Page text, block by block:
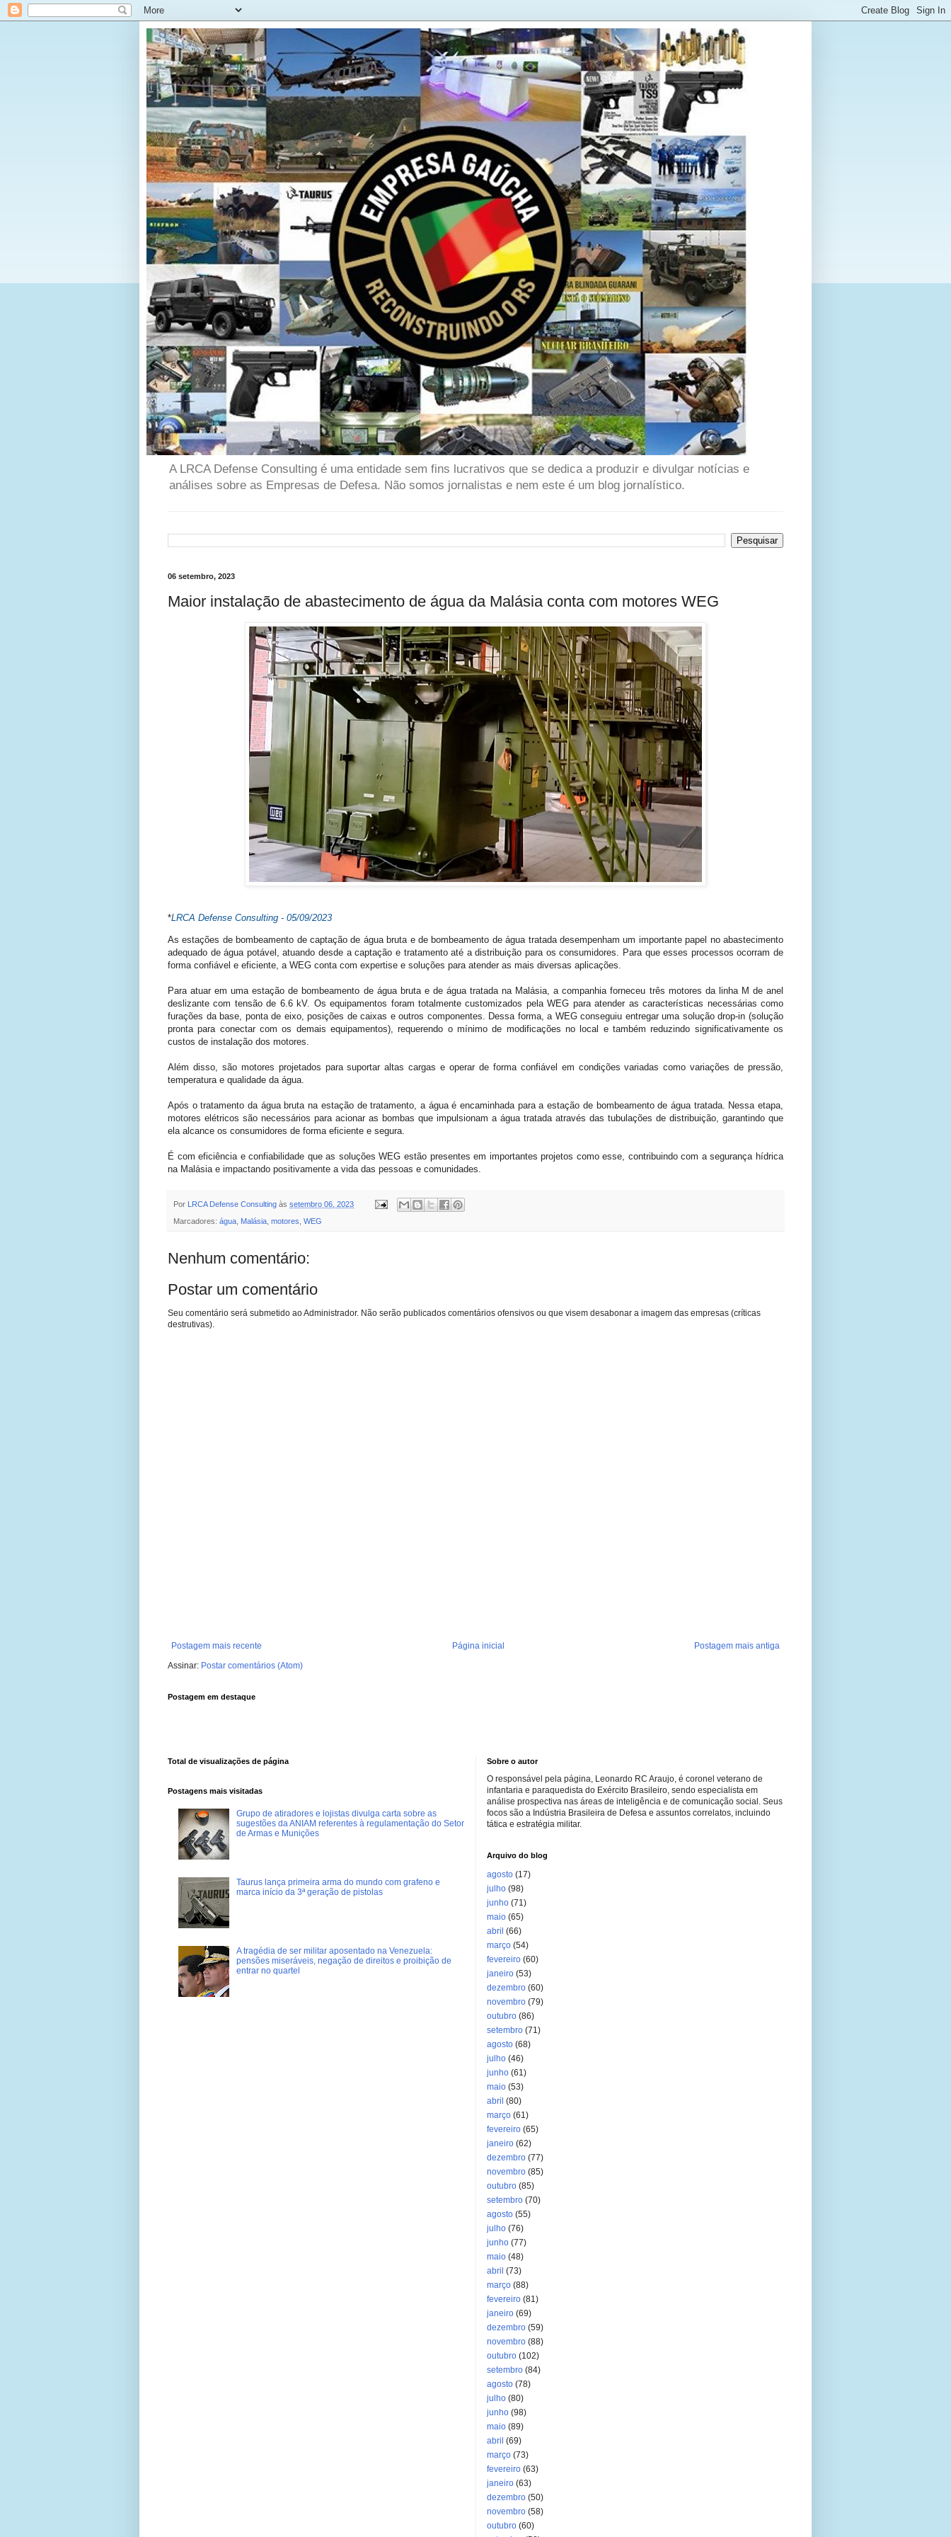
A LRCA Defense Consulting é uma entidade sem fins lucrativos que se dedica a produzir e divulgar notícias e
análises sobre as Empresas de Defesa. Não somos jornalistas e nem este é um blog jornalístico.
06 setembro, 2023
Maior instalação de abastecimento de água da Malásia conta com motores WEG
*LRCA Defense Consulting - 05/09/2023
As estações de bombeamento de captação de água bruta e de bombeamento de água tratada desempenham um importante papel no abastecimento
adequado de água potável, atuando desde a captação e tratamento até a distribuição para os consumidores. Para que esses processos ocorram de
forma confiável e eficiente, a WEG conta com expertise e soluções para atender as mais diversas aplicações.
Para atuar em uma estação de bombeamento de água bruta e de água tratada na Malásia, a companhia forneceu três motores da linha M de anel
deslizante com tensão de 6.6 kV. Os equipamentos foram totalmente customizados pela WEG para atender as características necessárias como
furações da base, ponta de eixo, posições de caixas e outros componentes. Dessa forma, a WEG conseguiu entregar uma solução drop-in (solução
pronta para conectar com os demais equipamentos), requerendo o mínimo de modificações no local e também reduzindo significativamente os
custos de instalação dos motores.
Além disso, são motores projetados para suportar altas cargas e operar de forma confiável em condições variadas como variações de pressão,
temperatura e qualidade da água.
Após o tratamento da água bruta na estação de tratamento, a água é encaminhada para a estação de bombeamento de água tratada. Nessa etapa,
motores elétricos são necessários para acionar as bombas que impulsionam a água tratada através das tubulações de distribuição, garantindo que
ela alcance os consumidores de forma eficiente e segura.
É com eficiência e confiabilidade que as soluções WEG estão presentes em importantes projetos como esse, contribuindo com a segurança hídrica
na Malásia e impactando positivamente a vida das pessoas e comunidades.
Por LRCA Defense Consulting às setembro 06, 2023
Marcadores: água Malásia motores WEG
Nenhum comentário:
Postar um comentário
Seu comentário será submetido ao Administrador. Não serão publicados comentários ofensivos ou que visem desabonar a imagem das empresas (críticas
destrutivas).
Postagem mais recente Postagem mais antiga
Página inicial
Assinar: Postar comentários (Atom)
Postagem em destaque
Total de visualizações de página
Postagens mais visitadas
Grupo de atiradores e lojistas divulga carta sobre as
sugestões da ANIAM referentes à regulamentação do Setor
de Armas e Munições
Taurus lança primeira arma do mundo com grafeno e
marca início da 3ª geração de pistolas
A tragédia de ser militar aposentado na Venezuela:
pensões miseráveis, negação de direitos e proibição de
entrar no quartel
Sobre o autor
O responsável pela página, Leonardo RC Araujo, é coronel veterano de
infantaria e paraquedista do Exército Brasileiro, sendo especialista em
análise prospectiva nas áreas de inteligência e de comunicação social. Seus
focos são a Indústria Brasileira de Defesa e assuntos correlatos, incluindo
tática e estratégia militar.
Arquivo do blog
agosto (17)
julho (98)
junho (71)
maio (65)
abril (66)
março (54)
fevereiro (60)
janeiro (53)
dezembro (60)
novembro (79)
outubro (86)
setembro (71)
agosto (68)
julho (46)
junho (61)
maio (53)
abril (80)
março (61)
fevereiro (65)
janeiro (62)
dezembro (77)
novembro (85)
outubro (85)
setembro (70)
agosto (55)
julho (76)
junho (77)
maio (48)
abril (73)
março (88)
fevereiro (81)
janeiro (69)
dezembro (59)
novembro (88)
outubro (102)
setembro (84)
agosto (78)
julho (80)
junho (98)
maio (89)
abril (69)
março (73)
fevereiro (63)
janeiro (63)
dezembro (50)
novembro (58)
outubro (60)